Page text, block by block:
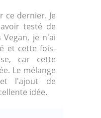
ce dernier. Je
testé de
je n'ai
et cette fois-
car cette
Le mélange
l'ajout de
idée.